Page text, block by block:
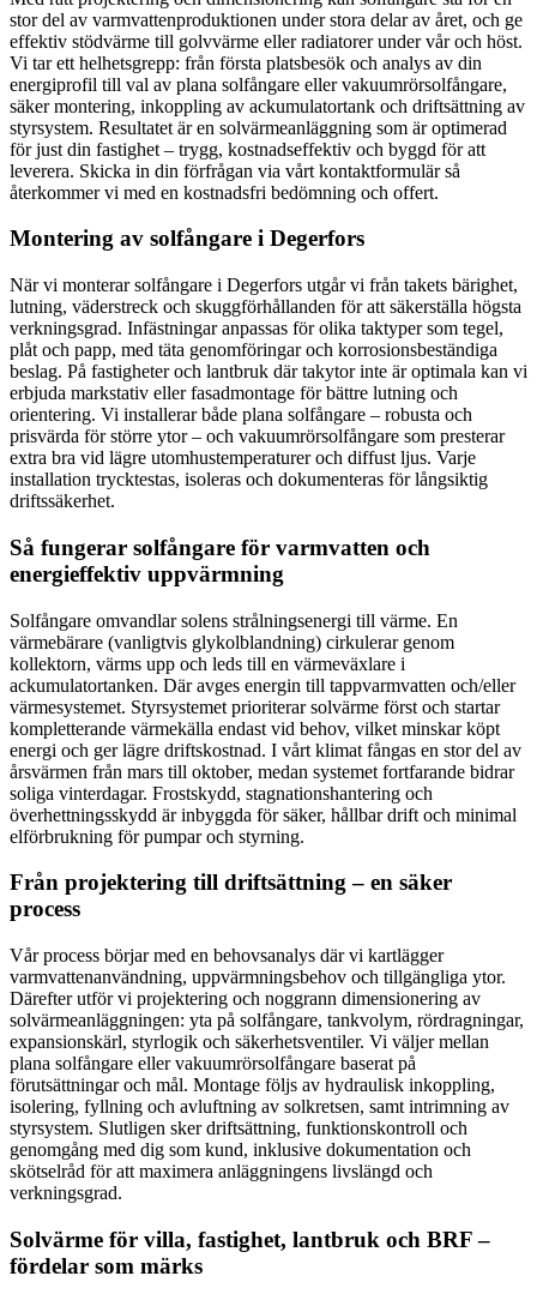
stor del av varmvattenproduktionen under stora delar av året, och ge
effektiv stödvärme till golvvärme eller radiatorer under vår och höst.
Vi tar ett helhetsgrepp: från första platsbesök och analys av din
energiprofil till val av plana solfångare eller vakuumrörsolfångare,
säker montering, inkoppling av ackumulatortank och driftsättning av
styrsystem. Resultatet är en solvärmeanläggning som är optimerad
för just din fastighet – trygg, kostnadseffektiv och byggd för att
leverera. Skicka in din förfrågan via vårt kontaktformulär så
återkommer vi med en kostnadsfri bedömning och offert.
Montering av solfångare i Degerfors
När vi monterar solfångare i Degerfors utgår vi från takets bärighet,
lutning, väderstreck och skuggförhållanden för att säkerställa högsta
verkningsgrad. Infästningar anpassas för olika taktyper som tegel,
plåt och papp, med täta genomföringar och korrosionsbeständiga
beslag. På fastigheter och lantbruk där takytor inte är optimala kan vi
erbjuda markstativ eller fasadmontage för bättre lutning och
orientering. Vi installerar både plana solfångare – robusta och
prisvärda för större ytor – och vakuumrörsolfångare som presterar
extra bra vid lägre utomhustemperaturer och diffust ljus. Varje
installation trycktestas, isoleras och dokumenteras för långsiktig
driftssäkerhet.
Så fungerar solfångare för varmvatten och
energieffektiv uppvärmning
Solfångare omvandlar solens strålningsenergi till värme. En
värmebärare (vanligtvis glykolblandning) cirkulerar genom
kollektorn, värms upp och leds till en värmeväxlare i
ackumulatortanken. Där avges energin till tappvarmvatten och/eller
värmesystemet. Styrsystemet prioriterar solvärme först och startar
kompletterande värmekälla endast vid behov, vilket minskar köpt
energi och ger lägre driftskostnad. I vårt klimat fångas en stor del av
årsvärmen från mars till oktober, medan systemet fortfarande bidrar
soliga vinterdagar. Frostskydd, stagnationshantering och
överhettningsskydd är inbyggda för säker, hållbar drift och minimal
elförbrukning för pumpar och styrning.
Från projektering till driftsättning – en säker
process
Vår process börjar med en behovsanalys där vi kartlägger
varmvattenanvändning, uppvärmningsbehov och tillgängliga ytor.
Därefter utför vi projektering och noggrann dimensionering av
solvärmeanläggningen: yta på solfångare, tankvolym, rördragningar,
expansionskärl, styrlogik och säkerhetsventiler. Vi väljer mellan
plana solfångare eller vakuumrörsolfångare baserat på
förutsättningar och mål. Montage följs av hydraulisk inkoppling,
isolering, fyllning och avluftning av solkretsen, samt intrimning av
styrsystem. Slutligen sker driftsättning, funktionskontroll och
genomgång med dig som kund, inklusive dokumentation och
skötselråd för att maximera anläggningens livslängd och
verkningsgrad.
Solvärme för villa, fastighet, lantbruk och BRF –
fördelar som märks